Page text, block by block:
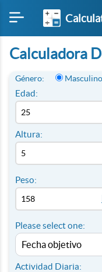
Calculadora
Género: Masculino
Edad:
Altura:
Peso:
Please select one:
Actividad Diaria: